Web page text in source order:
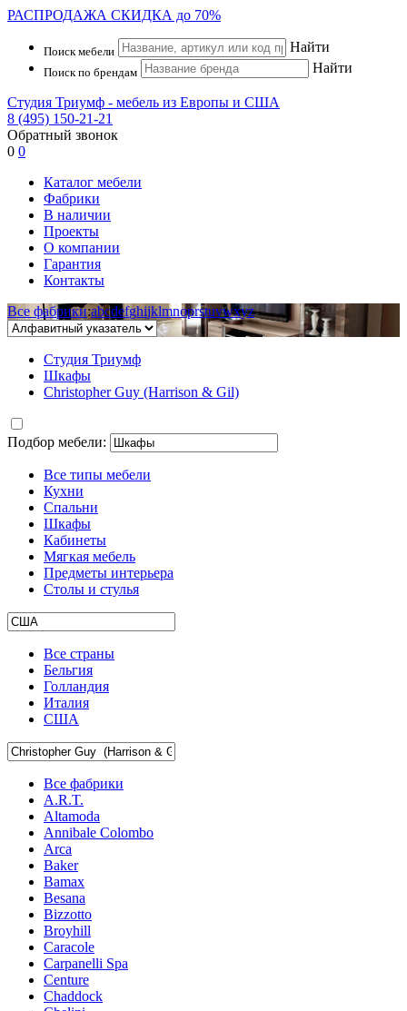
РАСПРОДАЖА СКИДКА до 70%
Поиск мебели Найти
Поиск по брендам Найти
Студия Триумф - мебель из Европы и США
8 (495) 150-21-21
Обратный звонок
0 0
Каталог мебели
Фабрики
В наличии
Проекты
О компании
Гарантия
Контакты
Все фабрики:abcdefghijklmnoprstuvwxyz
Студия Триумф
Шкафы
Christopher Guy (Harrison & Gil)
Подбор мебели:
Все типы мебели
Кухни
Спальни
Шкафы
Кабинеты
Мягкая мебель
Предметы интерьера
Столы и стулья
Все страны
Бельгия
Голландия
Италия
США
Все фабрики
A.R.T.
Altamoda
Annibale Colombo
Arca
Baker
Bamax
Besana
Bizzotto
Broyhill
Caracole
Carpanelli Spa
Centure
Chaddock